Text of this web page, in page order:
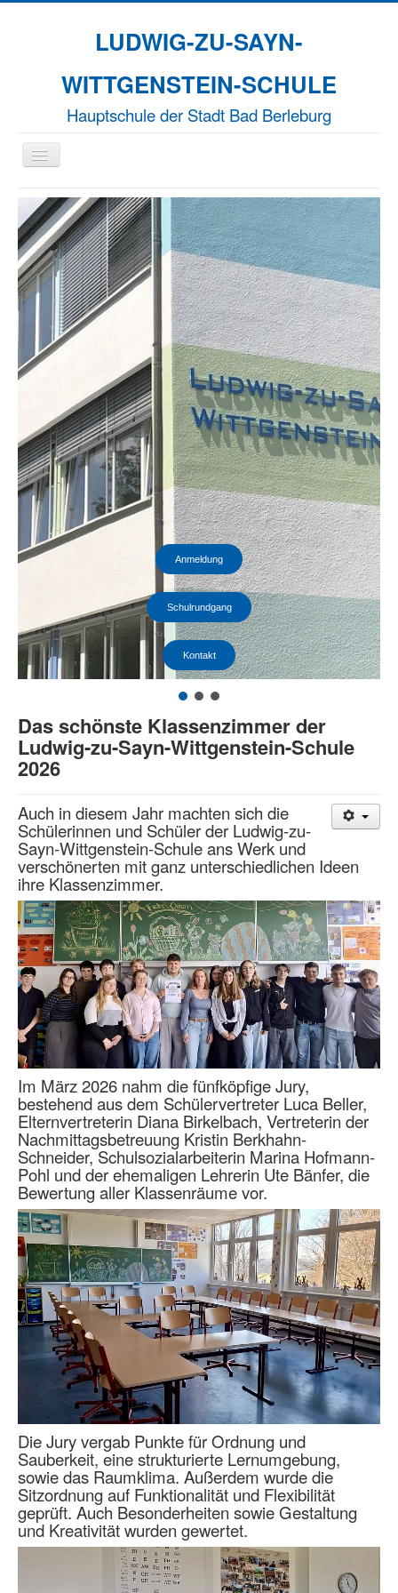
LUDWIG-ZU-SAYN-
WITTGENSTEIN-SCHULE
Hauptschule der Stadt Bad Berleburg
Navigation
an/aus
Aktuelles
Unsere Schule
Naturparkschule
Erasmus+
EFFORT-A
Termine
Anmeldung
Schulrundgang
Kontakt
Das schönste Klassenzimmer der
Ludwig-zu-Sayn-Wittgenstein-Schule
2026
Auch in diesem Jahr machten sich die
Schülerinnen und Schüler der Ludwig-zu-
Sayn-Wittgenstein-Schule ans Werk und
verschönerten mit ganz unterschiedlichen Ideen
ihre Klassenzimmer.
Im März 2026 nahm die fünfköpfige Jury,
bestehend aus dem Schülervertreter Luca Beller,
Elternvertreterin Diana Birkelbach, Vertreterin der
Nachmittagsbetreuung Kristin Berkhahn-
Schneider, Schulsozialarbeiterin Marina Hofmann-
Pohl und der ehemaligen Lehrerin Ute Bänfer, die
Bewertung aller Klassenräume vor.
Die Jury vergab Punkte für Ordnung und
Sauberkeit, eine strukturierte Lernumgebung,
sowie das Raumklima. Außerdem wurde die
Sitzordnung auf Funktionalität und Flexibilität
geprüft. Auch Besonderheiten sowie Gestaltung
und Kreativität wurden gewertet.